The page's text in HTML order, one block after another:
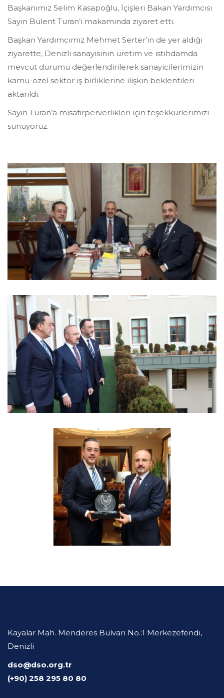
Başkanımız Selim Kasapoğlu, İçişleri Bakan Yardımcısı
Sayın Bülent Turan’ı makamında ziyaret etti.
Başkan Yardımcımız Mehmet Serter’in de yer aldığı
ziyarette, Denizli sanayisinin üretim ve istihdamda
mevcut durumu değerlendirilerek sanayicilerimizin
kamu-özel sektör iş birliklerine ilişkin beklentileri
aktarıldı.
Sayın Turan’a misafirperverlikleri için teşekkürlerimizi
sunuyoruz.
Kayalar Mah. Menderes Bulvarı No.:1 Merkezefendi,
Denizli
dso@dso.org.tr
(+90) 258 295 80 80